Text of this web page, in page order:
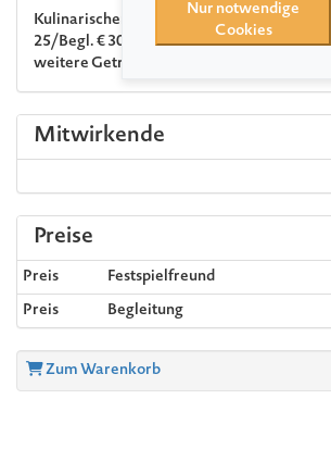
Kulinarischer Treff und Gespräch mit
25/Begl. € 30* (inkl. Begrüßungsgetränk
weitere Getränke)
Mitwirkende
Preise
Preis Festspielfreund
Preis
Begleitung
Zum Warenkorb
Nur notwendige
Cookies